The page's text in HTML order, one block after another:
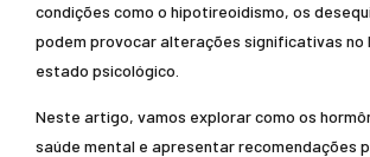
condições como o hipotireoidismo, os
podem provocar alterações significativas no
estado psicológico.
Neste artigo, vamos explorar como os
saúde mental e apresentar recomendações